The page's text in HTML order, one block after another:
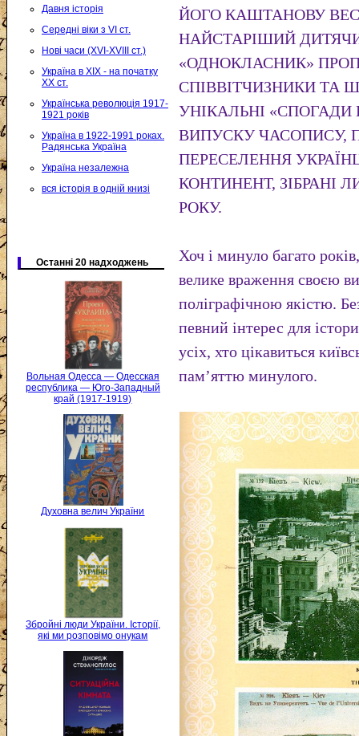
Давня історія
Середні віки з VI ст.
Нові часи (XVI-XVIII ст.)
Україна в XIX - на початку
XX ст.
Українська революція 1917-
1921 років
Україна в 1922-1991 роках.
Радянська Україна
Україна незалежна
вся історія в одній книзі
Останні 20 надходжень
Вольная Одесса — Одесская
республика — Юго-Западный
край (1917-1919)
Духовна велич України
Збройні люди України. Історії,
які ми розповімо онукам
ЙОГО КАШТАНОВУ
НАЙСТАРІШИЙ
«ОДНОКЛАСНИК»
СПІВВІТЧИЗНИКИ ТА
УНІКАЛЬНІ
ВИПУСКУ ЧАСОПИСУ,
ПЕРЕСЕЛЕННЯ
КОНТИНЕНТ, ЗІБРАНІ
РОКУ.
Хоч і минуло багато
велике враження своєю
поліграфічною якістю.
певний інтерес для
усіх, хто цікавиться
пам’яттю минулого.